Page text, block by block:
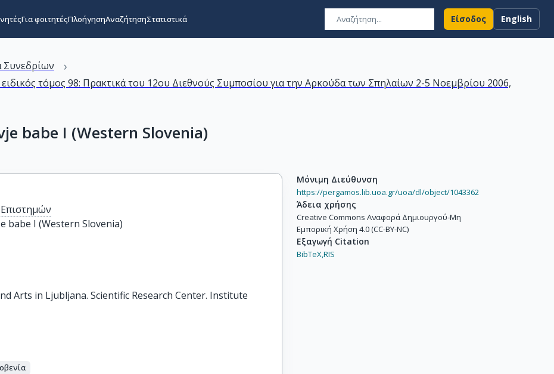
Για φοιτητέςΠλοήγησηΑναζήτησηΣτατιστικά Είσοδος English
Συνεδρίων ›
τόμος 98: Πρακτικά του 12ου Διεθνούς Συμποσίου για την Αρκούδα των Σπηλαίων 2-5 Νοεμβρίου 2006,
babe I (Western Slovenia)
babe I (Western Slovenia)
Arts in Ljubljana. Scientific Research Center. Institute
Μόνιμη Διεύθυνση
https://pergamos.lib.uoa.gr/uoa/dl/object/1043362
Άδεια χρήσης
Creative Commons Αναφορά Δημιουργού-Μη
Εμπορική Χρήση 4.0 (CC-BY-NC)
Εξαγωγή Citation
BibTeX,RIS